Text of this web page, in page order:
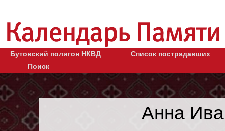
Бутовский полигон НКВД
Список пострадавших
Поиск
Анна